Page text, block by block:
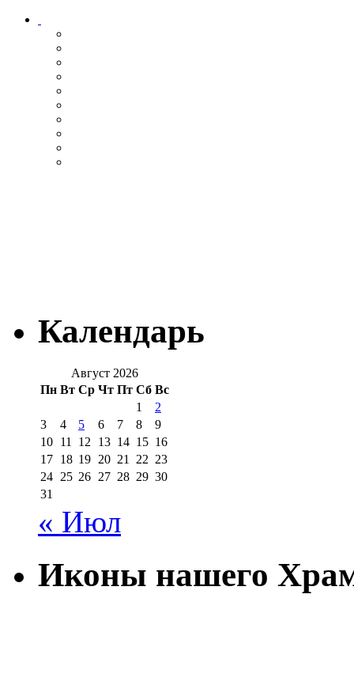
Календарь
Август 2026
Пн Вт Ср Чт Пт Сб Вс
1
2
3
4 5 6 7 8
9
10 11 12 13 14 15 16
17 18 19 20 21 22 23
24 25 26 27 28 29 30
31
« Июл
Иконы нашего